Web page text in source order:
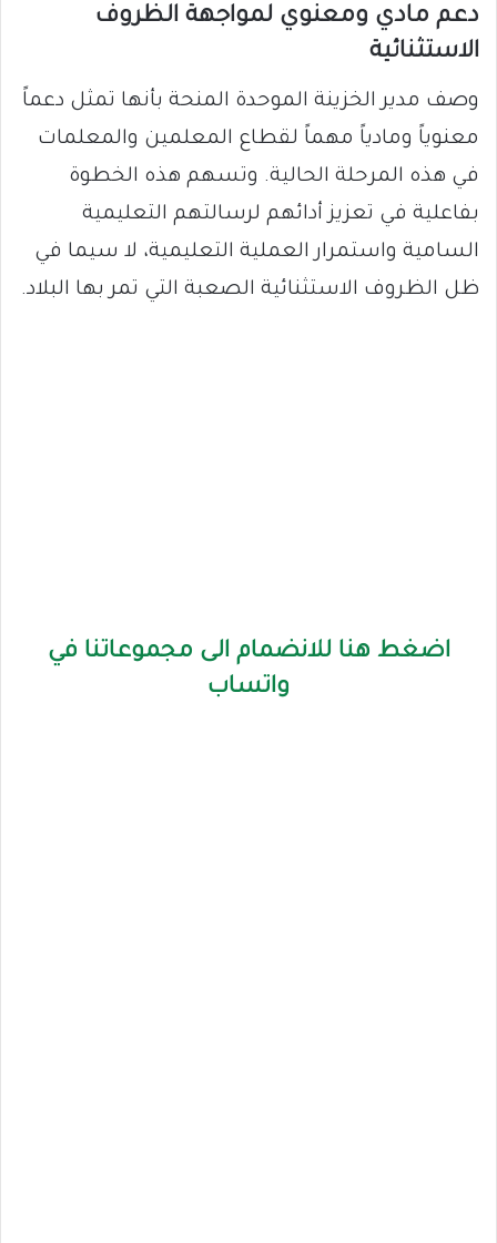
​دعم مادي ومعنوي لمواجهة الظروف
الاستثنائية
​وصف مدير الخزينة الموحدة المنحة بأنها تمثل دعماً
معنوياً ومادياً مهماً لقطاع المعلمين والمعلمات
في هذه المرحلة الحالية. وتسهم هذه الخطوة
بفاعلية في تعزيز أدائهم لرسالتهم التعليمية
السامية واستمرار العملية التعليمية، لا سيما في
ظل الظروف الاستثنائية الصعبة التي تمر بها البلاد.
اضغط هنا للانضمام الى مجموعاتنا في
واتساب